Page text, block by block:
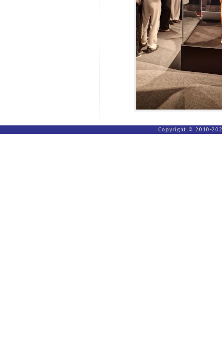
Copyright © 2010-